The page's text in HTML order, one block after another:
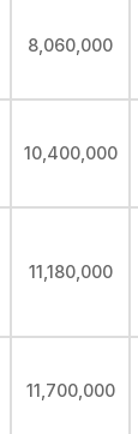
8,060,000
10,400,000
11,180,000
11,700,000